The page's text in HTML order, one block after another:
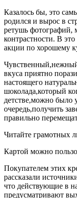
Казалось бы, это
родился и вырос в
ретушь фотографий,
контрастности. В
акции по хорошему
вкуса приятно
настоящего
шоколада,который
детстве,можно было
очередь,получить
правильно
Читайте грамотных
Картой можно
Покупателем этих
рассказали
что действующие в
предусматривают